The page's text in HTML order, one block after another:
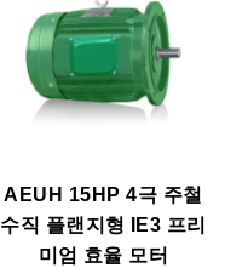
AEUH 15HP 4극 주철
수직 플랜지형 IE3 프리
미엄 효율 모터